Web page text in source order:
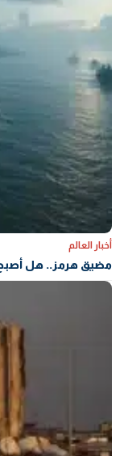
أخبار العالم
مضيق هرمز.. هل أصبح